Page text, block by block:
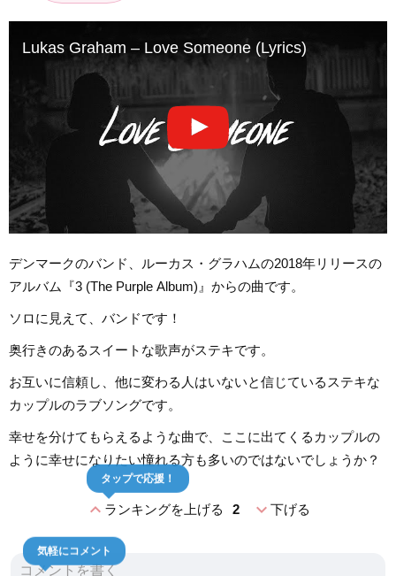
Lukas Graham – Love Someone (Lyrics)
デンマークのバンド、ルーカス・グラハムの2018年リリースの
アルバム『3 (The Purple Album)』からの曲です。
ソロに見えて、バンドです！
奥行きのあるスイートな歌声がステキです。
お互いに信頼し、他に変わる人はいないと信じているステキな
カップルのラブソングです。
幸せを分けてもらえるような曲で、ここに出てくるカップルの
ように幸せになりたい憧れる方も多いのではないでしょうか？
expand_lessランキングを上げる 2
タップで応援！
expand_more下げる
気軽にコメント